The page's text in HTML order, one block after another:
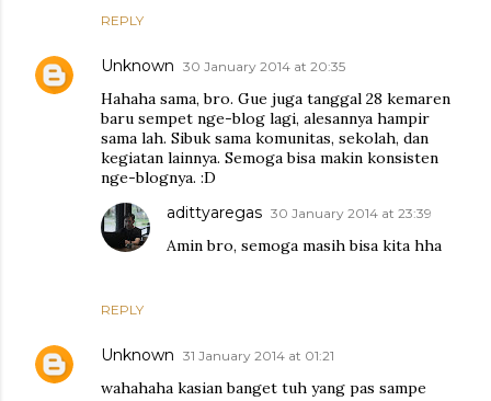
REPLY
Unknown 30 January 2014 at 20:35
Hahaha sama, bro. Gue juga tanggal 28 kemaren
baru sempet nge-blog lagi, alesannya hampir
sama lah. Sibuk sama komunitas, sekolah, dan
kegiatan lainnya. Semoga bisa makin konsisten
nge-blognya. :D
REPLY
adittyaregas 30 January 2014 at 23:39
Amin bro, semoga masih bisa kita hha
Unknown 31 January 2014 at 01:21
wahahaha kasian banget tuh yang pas sampe